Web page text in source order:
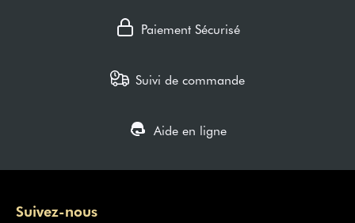
Paiement Sécurisé
Suivi de commande
Aide en ligne
Suivez-nous